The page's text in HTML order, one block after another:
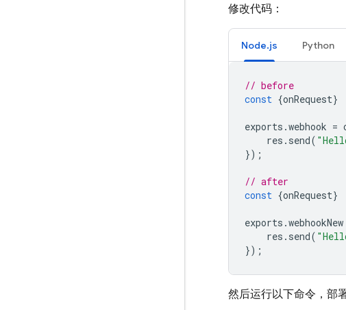
修改代码：
Node.js Python
// before
const {onRequest}
exports .webhook =
res . send(
});
// after
const {onRequest}
exports .webhookNew
res . send(
});
然后运行以下命令，部